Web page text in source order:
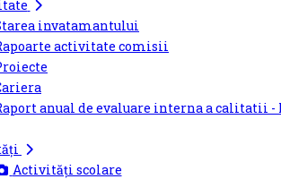
invatamantului
activitate comisii
anual de evaluare interna a calitatii -
Activități scolare